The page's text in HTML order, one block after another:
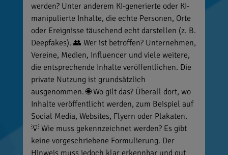
werden? Unter anderem KI-generierte oder KI-
manipulierte Inhalte, die echte Personen, Orte
oder Ereignisse täuschend echt darstellen (z. B.
Deepfakes). 👥 Wer ist betroffen? Unternehmen,
Vereine, Medien, Influencer und viele weitere,
die entsprechende Inhalte veröffentlichen. Die
private Nutzung ist grundsätzlich
ausgenommen. 🌐 Wo gilt das? Überall dort, wo
Inhalte veröffentlicht werden, zum Beispiel auf
Social Media, Websites, Flyern oder Plakaten.
💡 Wie muss gekennzeichnet werden? Es gibt
keine vorgeschriebene Formulierung. Der